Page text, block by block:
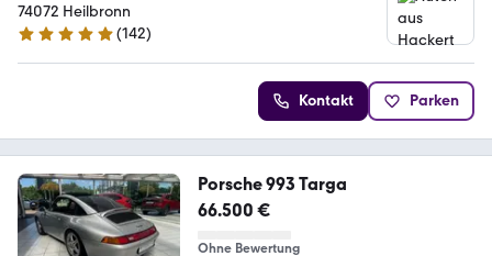
74072 Heilbronn
5 Sterne
(142)
Kontakt Parken
Porsche 993 Targa
66.500 €
Ohne Bewertung